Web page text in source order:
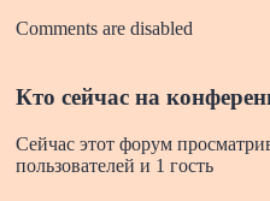
Comments are disabled
Кто сейчас на
Сейчас этот форум
пользователей и 1 гость